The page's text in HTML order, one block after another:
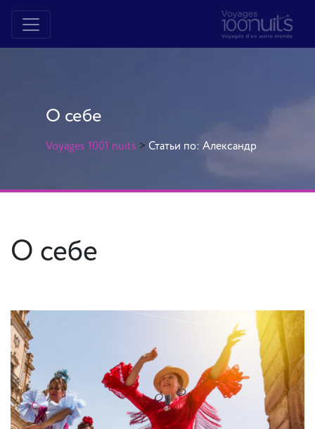
О себе
Voyages 1001 nuits > Статьи по: Александр
О себе